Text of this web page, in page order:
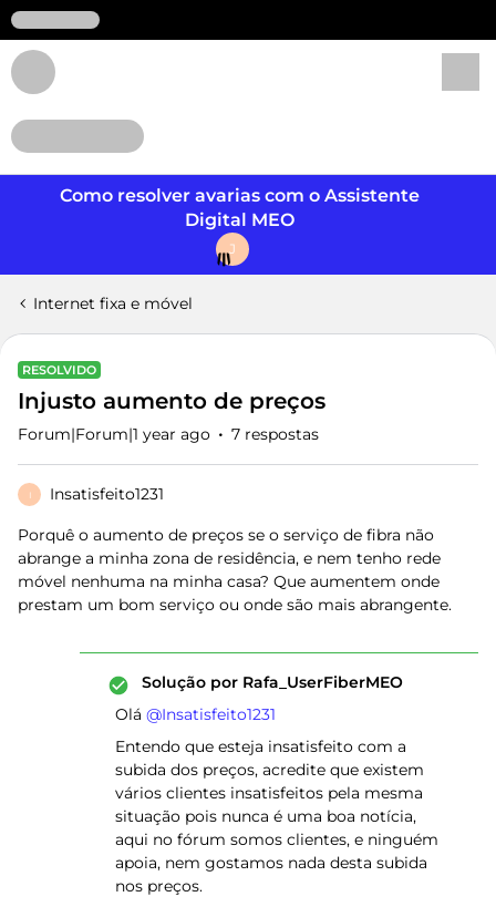
Como resolver avarias com o Assistente
Digital MEO
J
Internet fixa e móvel
RESOLVIDO
Injusto aumento de preços
Forum|Forum|1 year ago 7 respostas
I Insatisfeito1231
Porquê o aumento de preços se o serviço de fibra não
abrange a minha zona de residência, e nem tenho rede
móvel nenhuma na minha casa? Que aumentem onde
prestam um bom serviço ou onde são mais abrangente.
Solução por Rafa_UserFiberMEO
Olá ​ @Insatisfeito1231
Entendo que esteja insatisfeito com a
subida dos preços, acredite que existem
vários clientes insatisfeitos pela mesma
situação pois nunca é uma boa notícia,
aqui no fórum somos clientes, e ninguém
apoia, nem gostamos nada desta subida
nos preços.